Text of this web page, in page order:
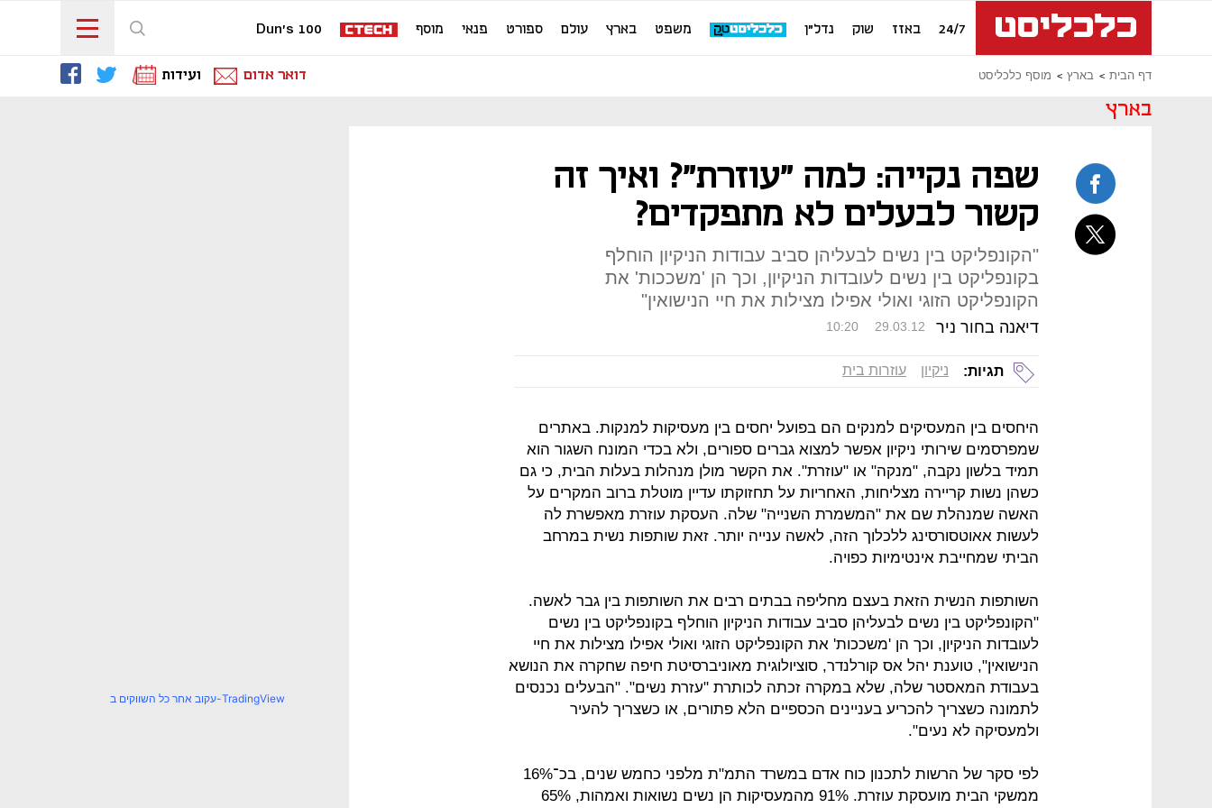
24/7 באזז שוק נדל"ן משפט בארץ עולם ספורט פנאי מוסף Dun's 100
דף הבית בארץ מוסף כלכליסט דואר אדום ועידות
בארץ
שפה נקייה: למה "עוזרת"? ואיך זה
קשור לבעלים לא מתפקדים?
"הקונפליקט בין נשים לבעליהן סביב עבודות הניקיון הוחלף
בקונפליקט בין נשים לעובדות הניקיון, וכך הן 'משככות' את
הקונפליקט הזוגי ואולי אפילו מצילות את חיי הנישואין"
דיאנה בחור ניר 10:20 29.03.12
תגיות: ניקיון עוזרות בית
היחסים בין המעסיקים למנקים הם בפועל יחסים בין מעסיקות למנקות. באתרים
שמפרסמים שירותי ניקיון אפשר למצוא גברים ספורים, ולא בכדי המונח השגור הוא
תמיד בלשון נקבה, "מנקה" או "עוזרת". את הקשר מולן מנהלות בעלות הבית, כי גם
כשהן נשות קריירה מצליחות, האחריות על תחזוקתו עדיין מוטלת ברוב המקרים על
האשה שמנהלת שם את "המשמרת השנייה" שלה. העסקת עוזרת מאפשרת לה
לעשות אאוטסורסינג ללכלוך הזה, לאשה ענייה יותר. זאת שותפות נשית במרחב
הביתי שמחייבת אינטימיות כפויה.
השותפות הנשית הזאת בעצם מחליפה בבתים רבים את השותפות בין גבר לאשה.
"הקונפליקט בין נשים לבעליהן סביב עבודות הניקיון הוחלף בקונפליקט בין נשים
לעובדות הניקיון, וכך הן 'משככות' את הקונפליקט הזוגי ואולי אפילו מצילות את חיי
הנישואין", טוענת יהל אס קורלנדר, סוציולוגית מאוניברסיטת חיפה שחקרה את הנושא
בעבודת המאסטר שלה, שלא במקרה זכתה לכותרת "עזרת נשים". "הבעלים נכנסים
לתמונה כשצריך להכריע בעניינים הכספיים הלא פתורים, או כשצריך להעיר
ולמעסיקה לא נעים".
לפי סקר של הרשות לתכנון כוח אדם במשרד התמ"ת מלפני כחמש שנים, בכ־16%
ממשקי הבית מועסקת עוזרת. 91% מהמעסיקות הן נשים נשואות ואמהות, 65%
עקוב אחר כל השווקים ב-TradingView